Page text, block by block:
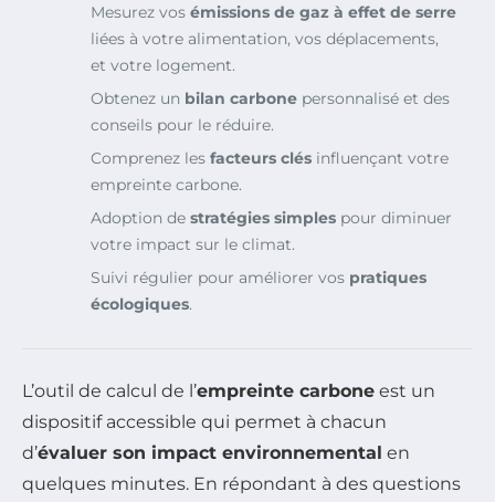
Mesurez vos émissions de gaz à effet de serre
liées à votre alimentation, vos déplacements,
et votre logement.
Obtenez un bilan carbone personnalisé et des
conseils pour le réduire.
Comprenez les facteurs clés influençant votre
empreinte carbone.
Adoption de stratégies simples pour diminuer
votre impact sur le climat.
Suivi régulier pour améliorer vos pratiques
écologiques.
L’outil de calcul de l’empreinte carbone est un
dispositif accessible qui permet à chacun
d’évaluer son impact environnemental en
quelques minutes. En répondant à des questions